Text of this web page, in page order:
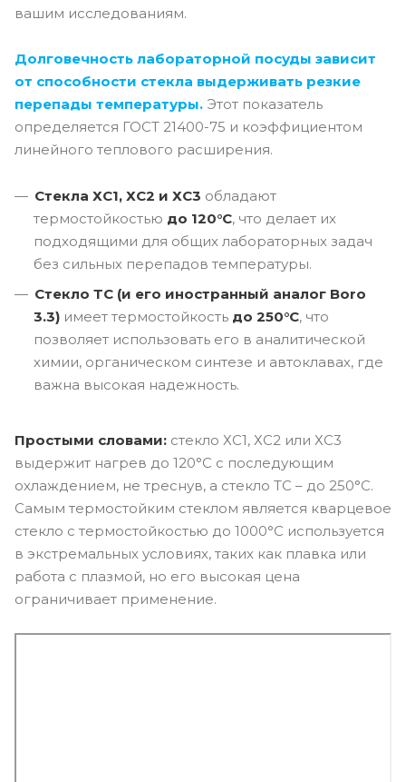
вашим исследованиям.
Долговечность лабораторной посуды зависит
от способности стекла выдерживать резкие
перепады температуры. Этот показатель
определяется ГОСТ 21400-75 и коэффициентом
линейного теплового расширения.
Стекла ХС1, ХС2 и ХС3 обладают
термостойкостью до 120°C, что делает их
подходящими для общих лабораторных задач
без сильных перепадов температуры.
Стекло ТС (и его иностранный аналог Boro
3.3) имеет термостойкость до 250°C, что
позволяет использовать его в аналитической
химии, органическом синтезе и автоклавах, где
важна высокая надежность.
Простыми словами: стекло ХС1, ХС2 или ХС3
выдержит нагрев до 120°C с последующим
охлаждением, не треснув, а стекло ТС – до 250°C.
Самым термостойким стеклом является кварцевое
стекло с термостойкостью до 1000°C используется
в экстремальных условиях, таких как плавка или
работа с плазмой, но его высокая цена
ограничивает применение.